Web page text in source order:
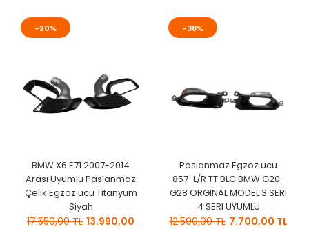
-20%
BMW X6 E71 2007-2014
Arası Uyumlu Paslanmaz
Çelik Egzoz ucu Titanyum
Siyah
17.550,00 TL 13.990,00
-38%
Paslanmaz Egzoz ucu
857-L/R TT BLC BMW G20-
G28 ORGINAL MODEL 3 SERI
4 SERI UYUMLU
12.500,00 TL 7.700,00 TL